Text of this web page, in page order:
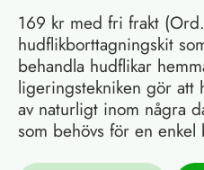
169 kr med fri frakt
hudflikborttagningskit
behandla hudflikar
ligeringstekniken gör att
av naturligt inom några
som behövs för en enkel